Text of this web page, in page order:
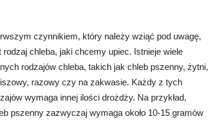
czynnikiem, który należy wziąć pod uwagę,
rodzaj chleba, jaki chcemy upiec. Istnieje wiele
rodzajów chleba, takich jak chleb pszenny, żytni,
razowy czy na zakwasie. Każdy z tych
wymaga innej ilości drożdży. Na przykład,
pszenny zazwyczaj wymaga około 10-15 gramów